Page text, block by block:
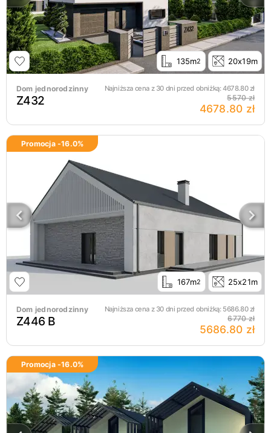
135m2 20x19m
Dom jednorodzinny Najniższa cena z 30 dni przed obniżką:4678.80zł
Z432 5570 zł
4678.80 zł
Promocja -16.0%
167m2 25x21m
Dom jednorodzinny Najniższa cena z 30 dni przed obniżką: 5686.80zł
Z446 B 6770 zł
5686.80 zł
Promocja -16.0%